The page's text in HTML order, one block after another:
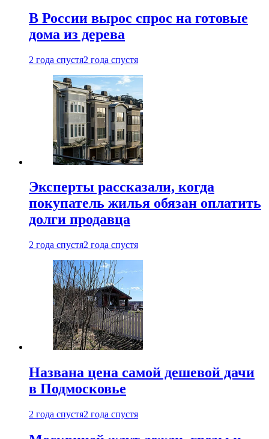
В России вырос спрос на готовые
дома из дерева
2 года спустя2 года спустя
Эксперты рассказали, когда
покупатель жилья обязан оплатить
долги продавца
2 года спустя2 года спустя
Названа цена самой дешевой дачи
в Подмосковье
2 года спустя2 года спустя